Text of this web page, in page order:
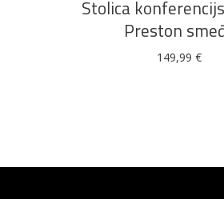
Stolica
Preston
149,99 €